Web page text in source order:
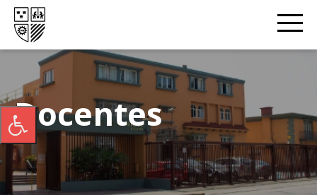
Docentes